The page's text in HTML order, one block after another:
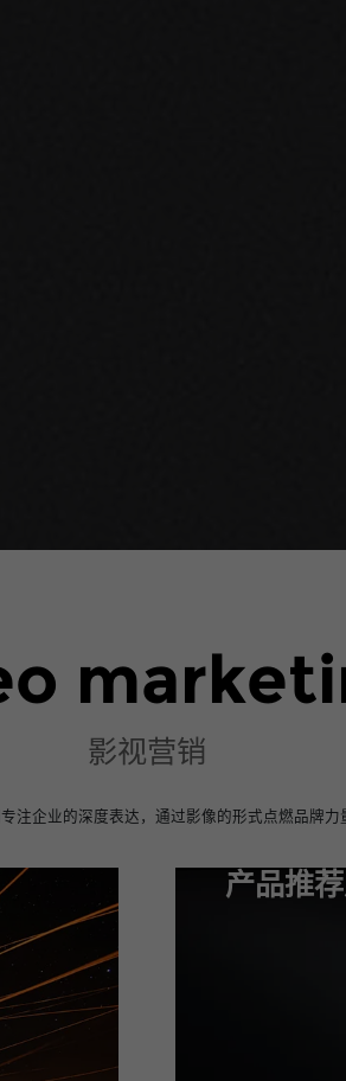
影视营销
注企业的深度表达，通过影像的形式点燃品牌力
产品推